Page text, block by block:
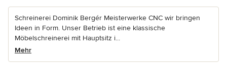
Schreinerei Dominik Bergér Meisterwerke CNC wir bringen
Ideen in Form. Unser Betrieb ist eine klassische
Möbelschreinerei mit Hauptsitz i...
Mehr